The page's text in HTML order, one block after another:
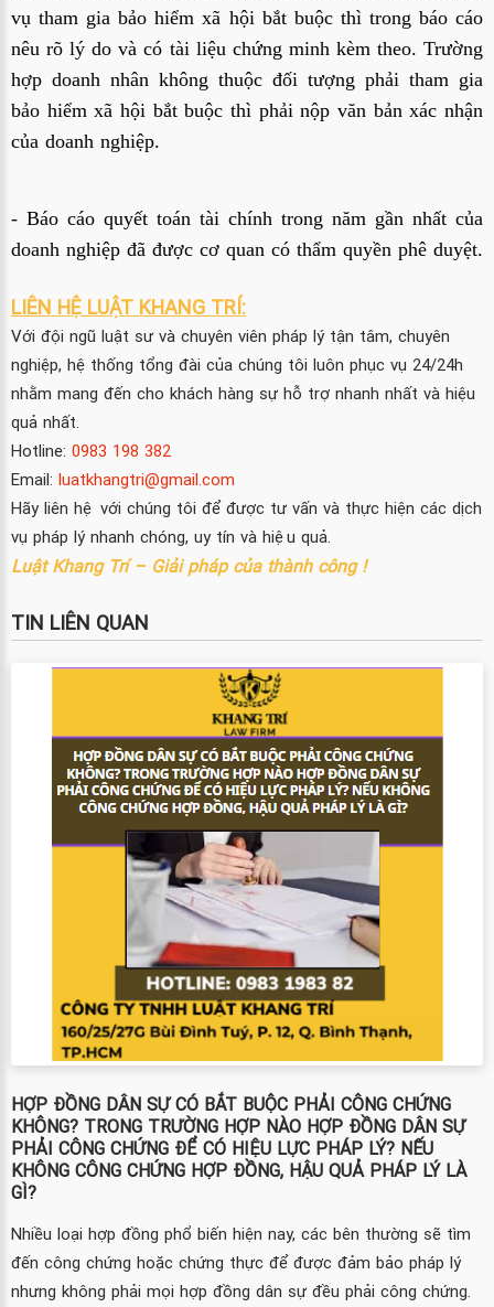
vụ tham gia bảo hiểm xã hội bắt buộc thì trong báo cáo
nêu rõ lý do và có tài liệu chứng minh kèm theo. Trường
hợp doanh nhân không thuộc đối tượng phải tham gia
bảo hiểm xã hội bắt buộc thì phải nộp văn bản xác nhận
của doanh nghiệp.
- Báo cáo quyết toán tài chính trong năm gần nhất của
doanh nghiệp đã được cơ quan có thẩm quyền phê duyệt.
LIÊN HỆ LUẬT KHANG TRÍ:
Với đội ngũ luật sư và chuyên viên pháp lý tận tâm, chuyên
nghiệp, hệ thống tổng đài của chúng tôi luôn phục vụ 24/24h
nhằm mang đến cho khách hàng sự hỗ trợ nhanh nhất và hiệu
quả nhất.
Hotline: 0983 198 382
Email: luatkhangtri@gmail.com
Hãy liên hệ với chúng tôi để được tư vấn và thực hiện các dịch
vụ pháp lý nhanh chóng, uy tín và hiệu quả.
Luật Khang Trí – Giải pháp của thành công !
TIN LIÊN QUAN
HỢP ĐỒNG DÂN SỰ CÓ BẮT BUỘC PHẢI CÔNG CHỨNG
KHÔNG? TRONG TRƯỜNG HỢP NÀO HỢP ĐỒNG DÂN SỰ
PHẢI CÔNG CHỨNG ĐỂ CÓ HIỆU LỰC PHÁP LÝ? NẾU
KHÔNG CÔNG CHỨNG HỢP ĐỒNG, HẬU QUẢ PHÁP LÝ LÀ
GÌ?
Nhiều loại hợp đồng phổ biến hiện nay, các bên thường sẽ tìm
đến công chứng hoặc chứng thực để được đảm bảo pháp lý
nhưng không phải mọi hợp đồng dân sự đều phải công chứng.